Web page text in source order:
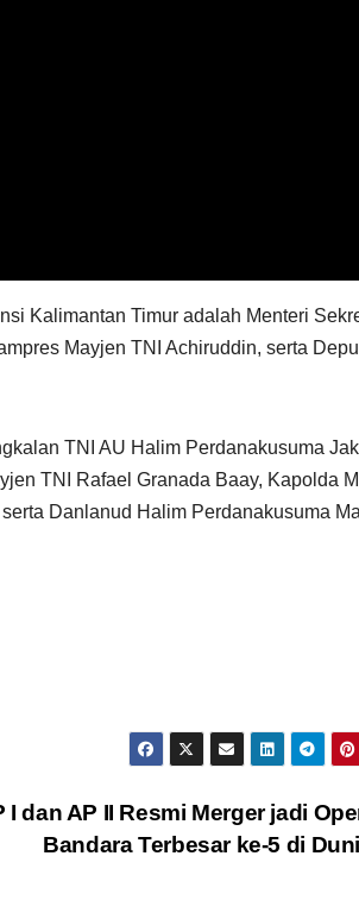
Kalimantan Timur adalah Menteri
Mayjen TNI Achiruddin, serta
TNI AU Halim Perdanakusuma
TNI Rafael Granada Baay, Kapolda
Danlanud Halim Perdanakusuma
I dan AP II Resmi Merger jadi
Bandara Terbesar ke-5 di